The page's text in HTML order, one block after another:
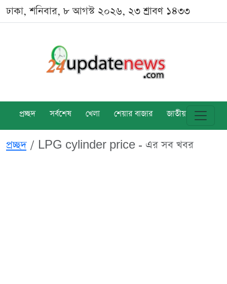
ঢাকা, শনিবার, ৮ আগস্ট ২০২৬, ২৩ শ্রাবণ ১৪৩৩
প্রচ্ছদ সর্বশেষ খেলা শেয়ার বাজার জাতীয় বিশ্ব
প্রচ্ছদ LPG cylinder price - এর সব খবর